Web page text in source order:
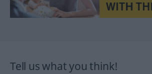
Tell us what you think!